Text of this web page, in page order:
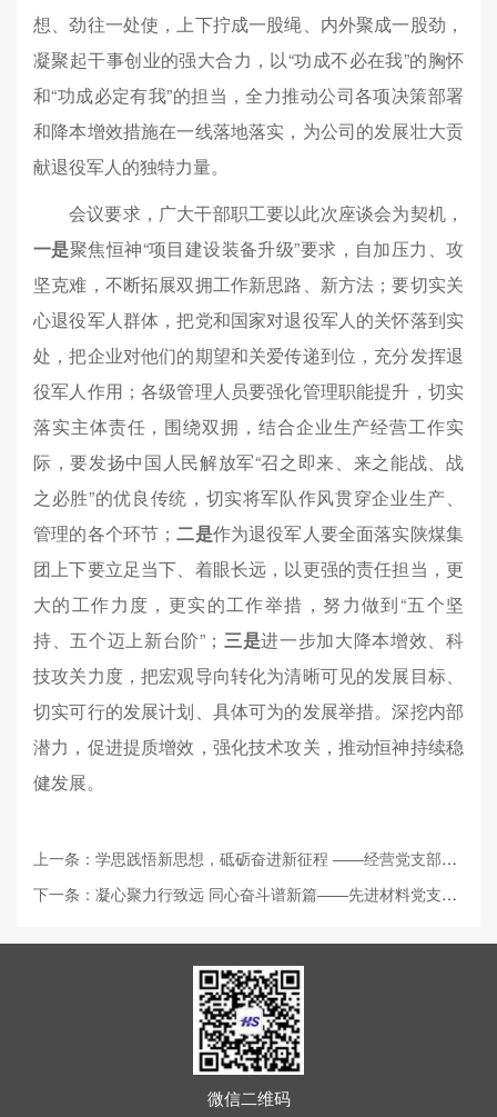
想、劲往一处使，上下拧成一股绳、内外聚成一股劲，
凝聚起干事创业的强大合力，以“功成不必在我”的胸怀
和“功成必定有我”的担当，全力推动公司各项决策部署
和降本增效措施在一线落地落实，为公司的发展壮大贡
献退役军人的独特力量。
会议要求，广大干部职工要以此次座谈会为契机，
一是聚焦恒神“项目建设装备升级”要求，自加压力、攻
坚克难，不断拓展双拥工作新思路、新方法；要切实关
心退役军人群体，把党和国家对退役军人的关怀落到实
处，把企业对他们的期望和关爱传递到位，充分发挥退
役军人作用；各级管理人员要强化管理职能提升，切实
落实主体责任，围绕双拥，结合企业生产经营工作实
际，要发扬中国人民解放军“召之即来、来之能战、战
之必胜”的优良传统，切实将军队作风贯穿企业生产、
管理的各个环节；二是作为退役军人要全面落实陕煤集
团上下要立足当下、着眼长远，以更强的责任担当，更
大的工作力度，更实的工作举措，努力做到“五个坚
持、五个迈上新台阶”； 三是进一步加大降本增效、科
技攻关力度，把宏观导向转化为清晰可见的发展目标、
切实可行的发展计划、具体可为的发展举措。深挖内部
潜力，促进提质增效，强化技术攻关，推动恒神持续稳
健发展。
上一条：学思践悟新思想，砥砺奋进新征程 ——经营党支部开展庆“七一”主题党日...
下一条：凝心聚力行致远 同心奋斗谱新篇——先进材料党支部开展主题党日活动
微信二维码